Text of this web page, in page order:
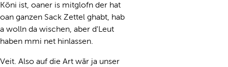
Köni ist, oaner is mitglofn der hat
oan ganzen Sack Zettel ghabt, hab
a wolln da wischen, aber d'Leut
haben mmi net hinlassen.
Veit. Also auf die Art wär ja unser